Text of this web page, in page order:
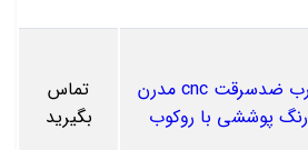
درب ضدسرقت cnc مدرن
رنگ پوششی با روکوب
تماس
بگیرید